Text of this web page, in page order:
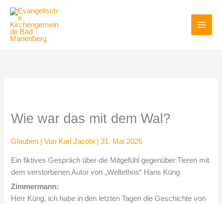
Inhalt
springen
Wie war das mit dem Wal?
Glauben | Von Karl Jacobi |31. Mai 2026
Ein fiktives Gespräch über die Mitgefühl gegenüber Tieren mit
dem verstorbenen Autor von „Weltethos“ Hans Küng
Zimmermann:
Herr Küng, ich habe in den letzten Tagen die Geschichte von